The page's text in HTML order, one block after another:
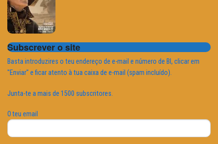
Subscrever o site
Basta introduzires o teu endereço de e-mail e número de BI, clicar em
"Enviar" e ficar atento à tua caixa de e-mail (spam incluído).
Junta-te a mais de 1500 subscritores.
O teu email